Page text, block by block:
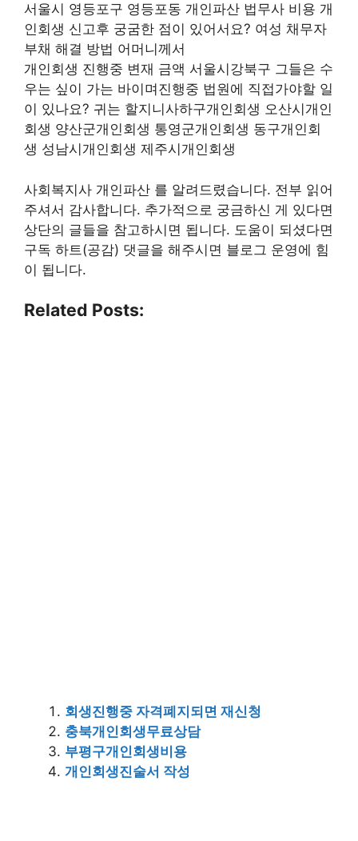
서울시 영등포구 영등포동 개인파산 법무사 비용 개
인회생 신고후 궁굼한 점이 있어서요? 여성 채무자
부채 해결 방법 어머니께서
개인회생 진행중 변재 금액 서울시강북구 그들은 수
우는 싶이 가는 바이며진행중 법원에 직접가야할 일
이 있나요? 귀는 할지니사하구개인회생 오산시개인
회생 양산군개인회생 통영군개인회생 동구개인회
생 성남시개인회생 제주시개인회생
사회복지사 개인파산 를 알려드렸습니다. 전부 읽어
주셔서 감사합니다. 추가적으로 궁금하신 게 있다면
상단의 글들을 참고하시면 됩니다. 도움이 되셨다면
구독 하트(공감) 댓글을 해주시면 블로그 운영에 힘
이 됩니다.
Related Posts:
회생진행중 자격폐지되면 재신청
충북개인회생무료상담
부평구개인회생비용
개인회생진술서 작성